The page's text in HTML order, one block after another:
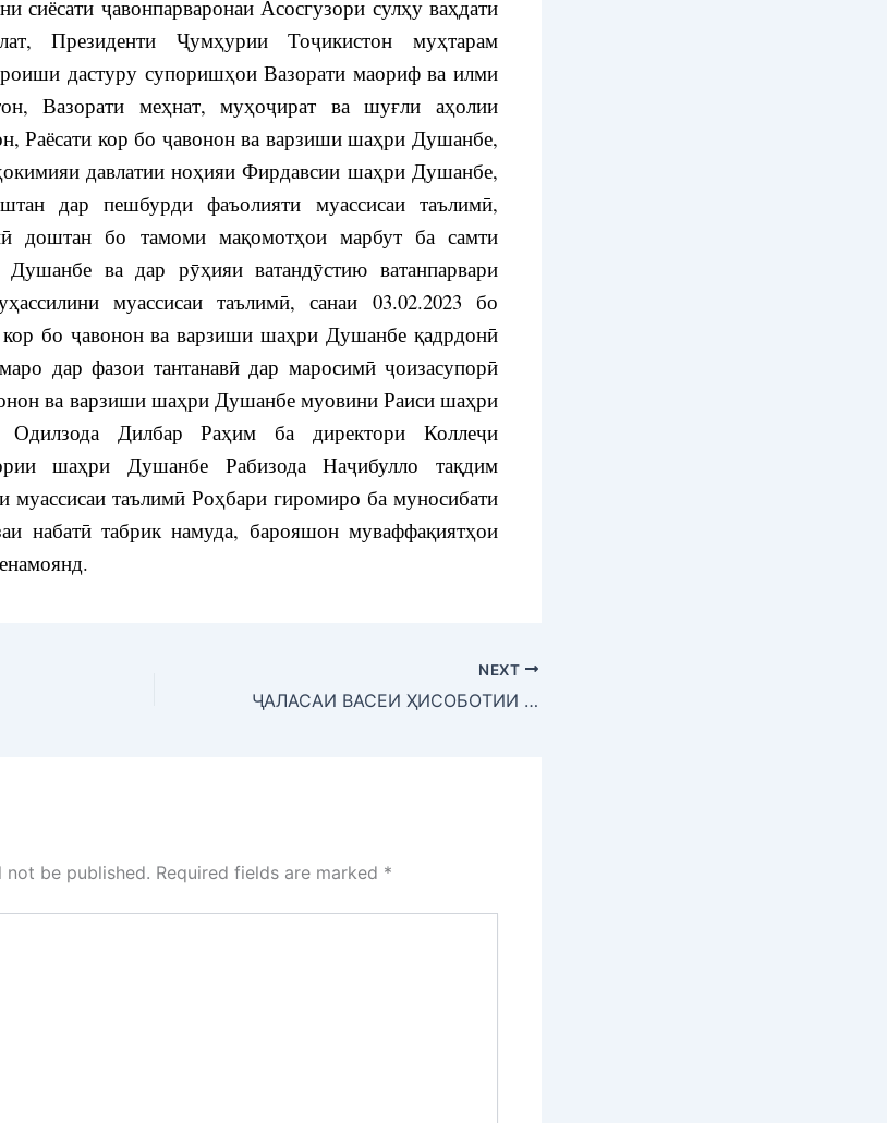
сиёсати ҷавонпарваронаи Асосгузори сулҳу ваҳдати
Президенти Ҷумҳурии Тоҷикистон муҳтарам
дастуру супоришҳои Вазорати маориф ва илми
Вазорати меҳнат, муҳоҷират ва шуғли аҳолии
Раёсати кор бо ҷавонон ва варзиши шаҳри Душанбе,
давлатии ноҳияи Фирдавсии шаҳри Душанбе,
дар пешбурди фаъолияти муассисаи таълимӣ,
доштан бо тамоми мақомотҳои марбут ба самти
ва дар рӯҳияи ватандӯстию ватанпарвари
муассисаи таълимӣ, санаи 03.02.2023 бо
бо ҷавонон ва варзиши шаҳри Душанбе қадрдонӣ
дар фазои тантанавӣ дар маросимӣ ҷоизасупорӣ
ва варзиши шаҳри Душанбе муовини Раиси шаҳри
Одилзода Дилбар Раҳим ба директори Коллеҷи
шаҳри Душанбе Рабизода Наҷибулло тақдим
муассисаи таълимӣ Роҳбари гиромиро ба муносибати
набатӣ табрик намуда, барояшон муваффақиятҳои
NEXT
ҶАЛАСАИ ВАСЕИ ҲИСОБОТИИ ТАШКИЛОТИ ИБТИДОИИ ҲИЗБИИ “МУҲАНДИС” ДАР СОЛИ 2022 ВА ВАЗИФАҲО БАРОИ 2023
not be published. Required fields are marked *